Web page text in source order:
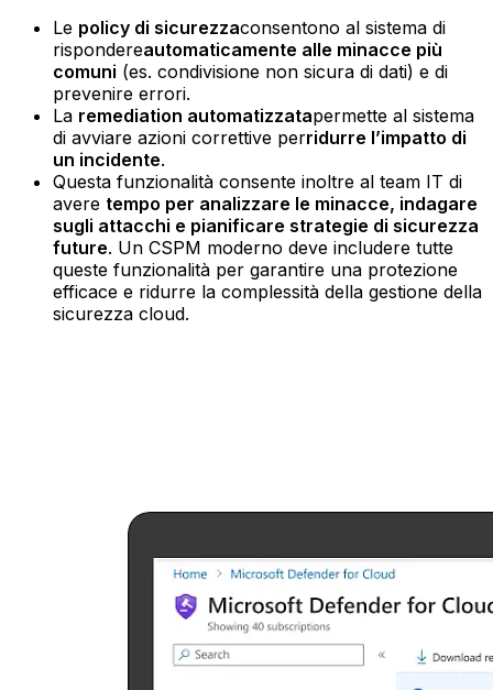
Le policy di sicurezzaconsentono al sistema di
rispondereautomaticamente alle minacce più
comuni (es. condivisione non sicura di dati) e di
prevenire errori.‍
La remediation automatizzatapermette al sistema
di avviare azioni correttive perridurre l’impatto di
un incidente.‍
Questa funzionalità consente inoltre al team IT di
avere tempo per analizzare le minacce, indagare
sugli attacchi e pianificare strategie di sicurezza
future.‍ Un CSPM moderno deve includere tutte
queste funzionalità per garantire una protezione
efficace e ridurre la complessità della gestione della
sicurezza cloud.